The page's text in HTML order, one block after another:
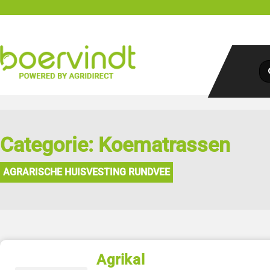
Categorie: Koematrassen
AGRARISCHE HUISVESTING RUNDVEE
Agrikal